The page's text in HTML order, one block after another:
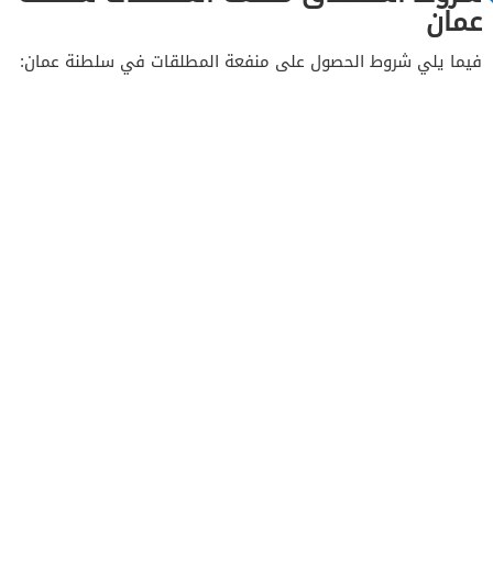
عمان
فيما يلي شروط الحصول على منفعة المطلقات في سلطنة عمان: